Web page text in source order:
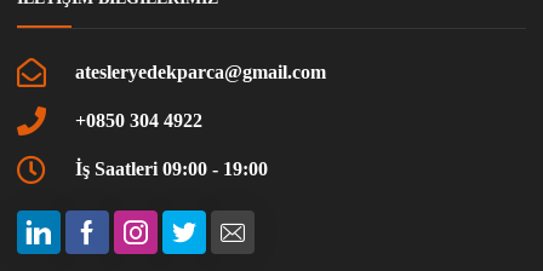
atesleryedekparca@gmail.com
+0850 304 4922
İş Saatleri 09:00 - 19:00